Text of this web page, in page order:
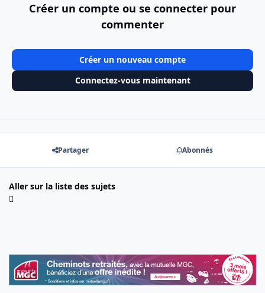
Créer un compte ou se connecter pour
commenter
Créer un nouveau compte
Connectez-vous maintenant
Partager Abonnés
Aller sur la liste des sujets